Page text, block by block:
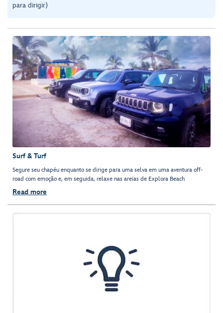
para dirigir)
Surf & Turf
Segure seu chapéu enquanto se dirige para uma selva em uma aventura off-
road com emoção e, em seguida, relaxe nas areias de Explora Beach
Read more